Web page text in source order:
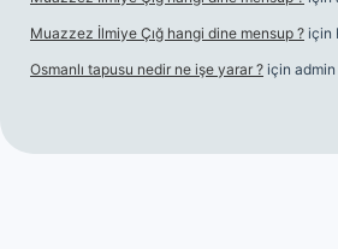
Muazzez İlmiye Çığ hangi dine mensup ? için
Osmanlı tapusu nedir ne işe yarar ? için admin